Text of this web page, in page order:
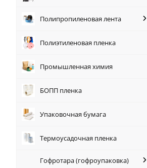
Полипропиленовая лента
Полиэтиленовая пленка
Промышленная химия
БОПП пленка
Упаковочная бумага
Термоусадочная пленка
Гофротара (гофроупаковка)